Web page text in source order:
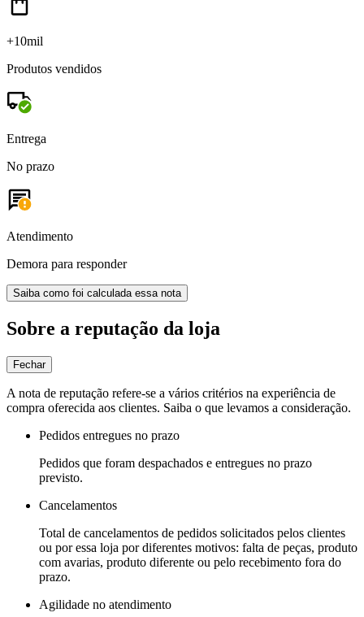
+10mil
Produtos vendidos
Entrega
No prazo
Atendimento
Demora para responder
Saiba como foi calculada essa nota
Sobre a reputação da loja
Fechar
A nota de reputação refere-se a vários critérios na experiência de
compra oferecida aos clientes. Saiba o que levamos a consideração.
Pedidos entregues no prazo
Pedidos que foram despachados e entregues no prazo
previsto.
Cancelamentos
Total de cancelamentos de pedidos solicitados pelos clientes
ou por essa loja por diferentes motivos: falta de peças, produto
com avarias, produto diferente ou pelo recebimento fora do
prazo.
Agilidade no atendimento